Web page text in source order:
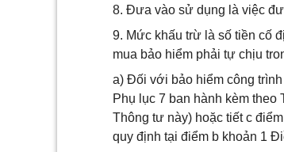
8. Đưa vào sử dụng là việc
9. Mức khấu trừ là số tiền cố
mua bảo hiểm phải tự chịu
a) Đối với bảo hiểm công
Phụ lục 7 ban hành kèm
Thông tư này) hoặc tiết c
quy định tại điểm b khoản 1